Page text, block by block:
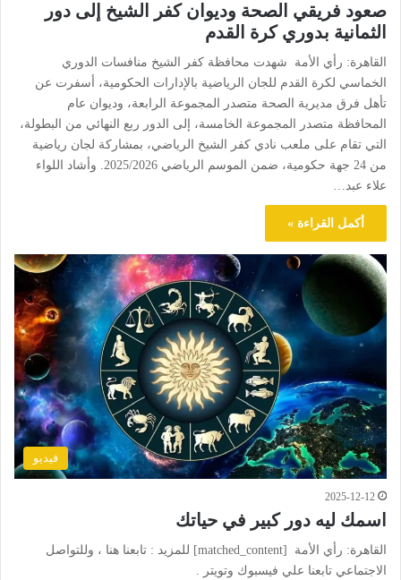
صعود فريقي الصحة وديوان كفر الشيخ إلى دور
الثمانية بدوري كرة القدم
القاهرة: رأي الأمة شهدت محافظة كفر الشيخ منافسات الدوري
الخماسي لكرة القدم للجان الرياضية بالإدارات الحكومية، أسفرت عن
تأهل فرق مديرية الصحة متصدر المجموعة الرابعة، وديوان عام
المحافظة متصدر المجموعة الخامسة، إلى الدور ربع النهائي من البطولة،
التي تقام على ملعب نادي كفر الشيخ الرياضي، بمشاركة لجان رياضية
من 24 جهة حكومية، ضمن الموسم الرياضي 2025/2026. وأشاد اللواء
علاء عبد…
أكمل القراءة »
فيديو
2025-12-12
اسمك ليه دور كبير في حياتك
القاهرة: رأي الأمة [matched_content] للمزيد : تابعنا هنا ، وللتواصل
الاجتماعي تابعنا علي فيسبوك وتويتر .